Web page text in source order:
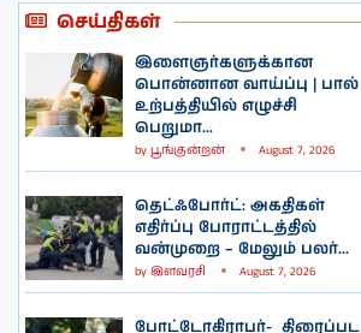
செய்திகள்
இளைஞர்களுக்கான
பொன்னான வாய்ப்பு | பால்
உற்பத்தியில் எழுச்சி
பெறுமா...
by பூங்குன்றன் August 7, 2026
தெட்ஃபோர்ட்: அகதிகள்
எதிர்ப்பு போராட்டத்தில்
வன்முறை – மேலும் பலர்...
by இளவரசி August 7, 2026
போட்டோகிராபர்- ‌ திரைப்பட